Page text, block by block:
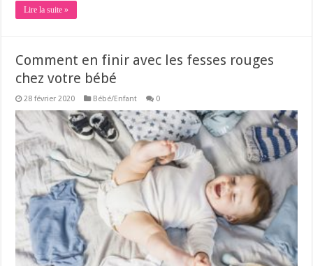
Lire la suite »
Comment en finir avec les fesses rouges
chez votre bébé
28 février 2020 Bébé/Enfant 0